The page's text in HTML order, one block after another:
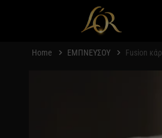
Home ΕΜΠΝΕΥΣΟΥ Fusion